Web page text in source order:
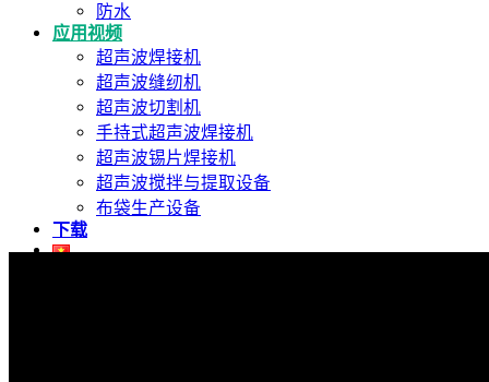
防水
应用视频
超声波焊接机
超声波缝纫机
超声波切割机
手持式超声波焊接机
超声波锡片焊接机
超声波搅拌与提取设备
布袋生产设备
下载